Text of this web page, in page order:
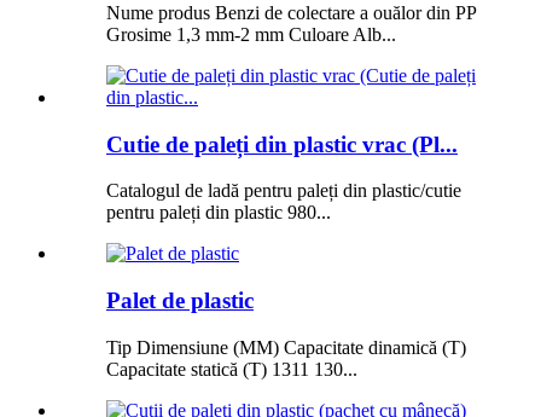
Nume produs Benzi de colectare a ouălor din PP
Grosime 1,3 mm-2 mm Culoare Alb...
Cutie de paleți din plastic vrac (Pl...
Catalogul de ladă pentru paleți din plastic/cutie
pentru paleți din plastic 980...
Palet de plastic
Tip Dimensiune (MM) Capacitate dinamică (T)
Capacitate statică (T) 1311 130...